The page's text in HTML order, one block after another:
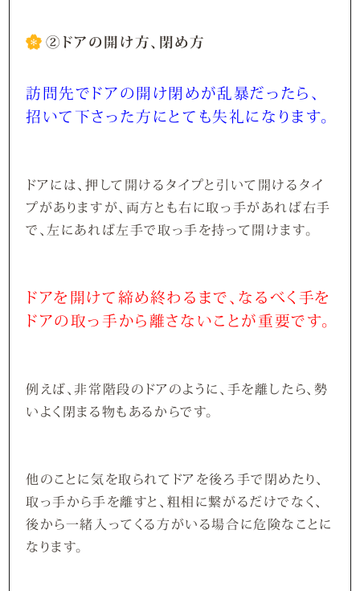
②ドアの開け方、閉め方
訪問先でドアの開け閉めが乱暴だったら、
招いて下さった方にとても失礼になります。
ドアには、押して開けるタイプと引いて開けるタイ
プがありますが、両方とも右に取っ手があれば右手
で、左にあれば左手で取っ手を持って開けます。
ドアを開けて締め終わるまで、なるべく手を
ドアの取っ手から離さないことが重要です。
例えば、非常階段のドアのように、手を離したら、勢
いよく閉まる物もあるからです。
他のことに気を取られてドアを後ろ手で閉めたり、
取っ手から手を離すと、粗相に繋がるだけでなく、
後から一緒入ってくる方がいる場合に危険なことに
なります。